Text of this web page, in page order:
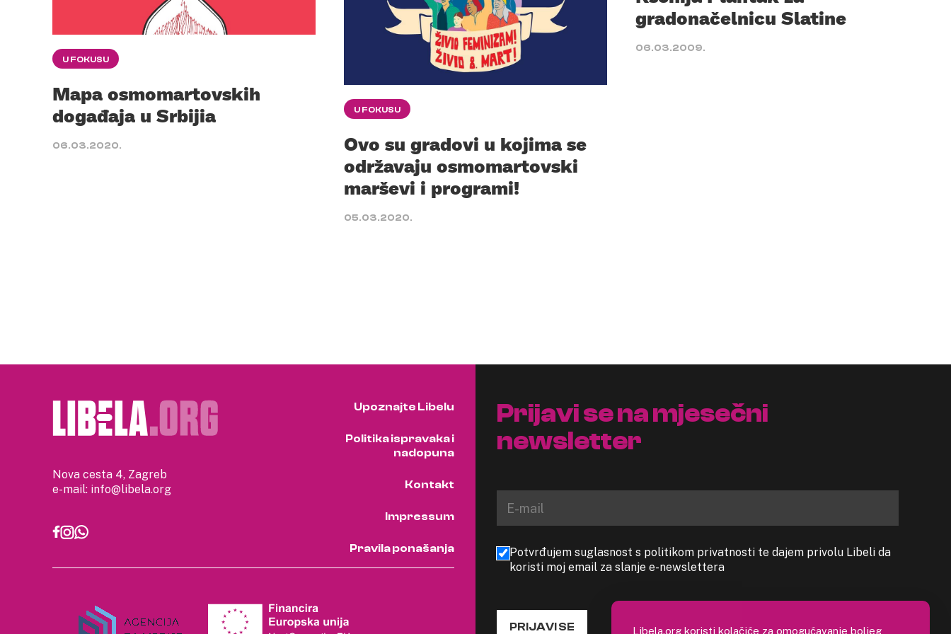
U FOKUSU
Mapa osmomartovskih
događaja u Srbijia
06.03.2020.
U FOKUSU
Ovo su gradovi u kojima se
održavaju osmomartovski
marševi i programi!
05.03.2020.
gradonačelnicu Slatine
06.03.2009.
Nova cesta 4, Zagreb
e-mail: info@libela.org
Upoznajte Libelu
Politika ispravaka i
nadopuna
Kontakt
Impressum
Pravila ponašanja
Prijavi se na mjesečni
newsletter
Potvrđujem suglasnost s politikom privatnosti te dajem privolu Libeli da
koristi moj email za slanje e-newslettera
PRIJAVI SE Libela.org koristi kolačiće za omogućavanje boljeg